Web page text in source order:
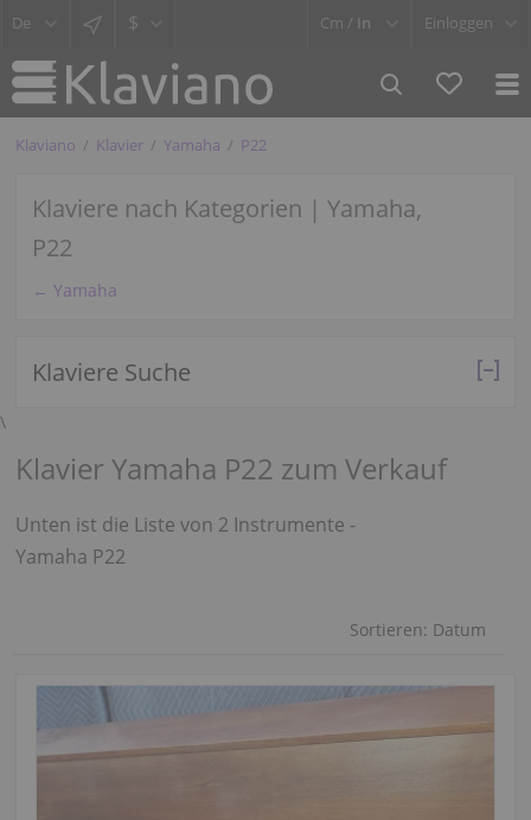
$ Cm / In Einloggen
Klaviano Klavier Yamaha P22
Klaviere nach Kategorien | Yamaha,
P22
← Yamaha
Klaviere Suche
\
Klavier Yamaha P22 zum Verkauf
Unten ist die Liste von 2 Instrumente -
Yamaha P22
Sortieren: Datum